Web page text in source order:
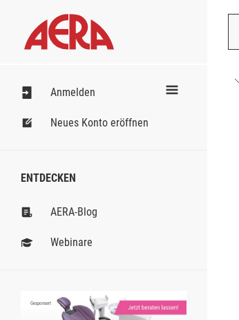
Anmelden
Neues Konto eröffnen
ENTDECKEN
AERA-Blog
Webinare
Gesponsert